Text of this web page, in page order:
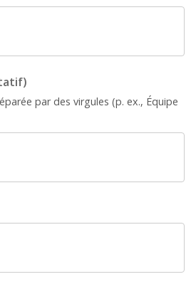
par des virgules (p. ex., Équipe